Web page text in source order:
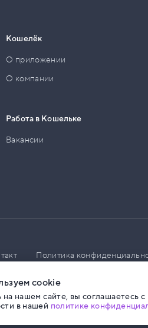
Кошелёк
О приложении
О компании
Работа в Кошельке
Вакансии
Политика
cookie
на нашем сайте, вы соглашаетесь
в нашей политике